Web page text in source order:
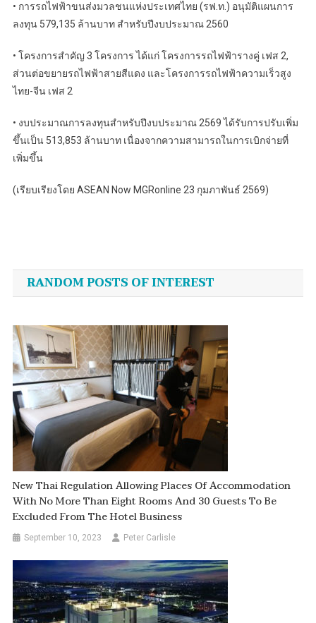
• การรถไฟฟ้าขนส่งมวลชนแห่งประเทศไทย (รฟ.ท.) อนุมัติแผนการ
ลงทุน 579,135 ล้านบาท สำหรับปีงบประมาณ 2560
• โครงการสำคัญ 3 โครงการ ได้แก่ โครงการรถไฟฟ้ารางคู่ เฟส 2,
ส่วนต่อขยายรถไฟฟ้าสายสีแดง และโครงการรถไฟฟ้าความเร็วสูง
ไทย-จีน เฟส 2
• งบประมาณการลงทุนสำหรับปีงบประมาณ 2569 ได้รับการปรับเพิ่ม
ขึ้นเป็น 513,853 ล้านบาท เนื่องจากความสามารถในการเบิกจ่ายที่
เพิ่มขึ้น
(เรียบเรียงโดย ASEAN Now MGRonline 23 กุมภาพันธ์ 2569)
navigation
RANDOM POSTS OF INTEREST
New Thai Regulation Allowing Places Of Accommodation
With No More Than Eight Rooms And 30 Guests To Be
Excluded From The Hotel Business
September 10, 2023 Peter Carlisle